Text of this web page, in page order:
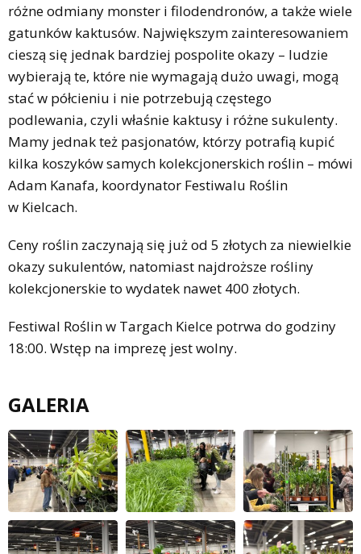
różne odmiany monster i filodendronów, a także wiele
gatunków kaktusów. Największym zainteresowaniem
cieszą się jednak bardziej pospolite okazy – ludzie
wybierają te, które nie wymagają dużo uwagi, mogą
stać w półcieniu i nie potrzebują częstego
podlewania, czyli właśnie kaktusy i różne sukulenty.
Mamy jednak też pasjonatów, którzy potrafią kupić
kilka koszyków samych kolekcjonerskich roślin – mówi
Adam Kanafa, koordynator Festiwalu Roślin
w Kielcach.
Ceny roślin zaczynają się już od 5 złotych za niewielkie
okazy sukulentów, natomiast najdroższe rośliny
kolekcjonerskie to wydatek nawet 400 złotych.
Festiwal Roślin w Targach Kielce potrwa do godziny
18:00. Wstęp na imprezę jest wolny.
GALERIA